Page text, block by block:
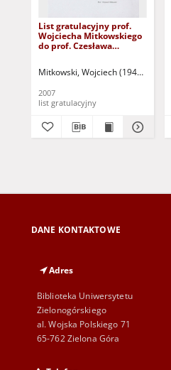
List gratulacyjny prof.
Wojciecha Mitkowskiego
do prof. Czesława
Mitkowski, Wojciech (1946- )
2007
list gratulacyjny
DANE KONTAKTOWE
Adres
Biblioteka Uniwersytetu
Zielonogórskiego
al. Wojska Polskiego 71
65-762 Zielona Góra